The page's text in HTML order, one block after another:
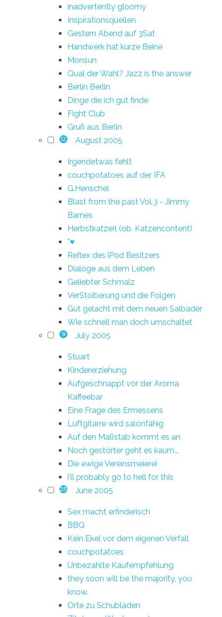
inadvertently gloomy
Inspirationsquellen
Gestern Abend auf 3Sat
Handwerk hat kurze Beine
Monsun
Qual der Wahl? Jazz is the answer
Berlin Berlin
Dinge die ich gut finde
Fight Club
Gruß aus Berlin
12 August 2005
Irgendetwas fehlt
couchpotatoes auf der IFA
G.Henschel
Blast from the past Vol.3 - Jimmy
Barnes
Herbstkatzerl (ob. Katzencontent)
*♥
Reflex des iPod Besitzers
Dialoge aus dem Leben
Geliebter Schmalz
VerStoiberung und die Folgen
Gut gelacht mit dem neuen Salbader
Wie schnell man doch umschaltet
9 July 2005
Stuart
Kindererziehung
Aufgeschnappt vor der Aroma
Kaffeebar
Eine Frage des Ermessens
Luftgitarre wird salonfähig
Auf den Maßstab kommt es an
Noch gestörter geht es kaum...
Die ewige Vereinsmeierei
i'll probably go to hell for this
25 June 2005
Sex macht erfinderisch
BBQ
Kein Ekel vor dem eigenen Verfall
couchpotatoes
Unbezahlte Kaufempfehlung
they soon will be the majority, you
know.
Orte zu Schubladen